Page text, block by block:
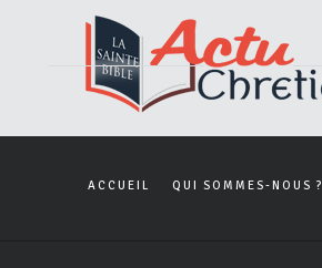
ACCUEIL QUI SOMMES-NOUS ?